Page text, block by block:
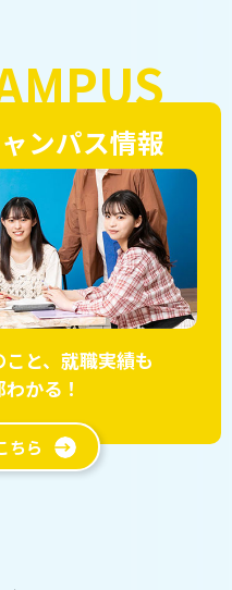
ンパス情報
と、就職実績も
かる！
ちら